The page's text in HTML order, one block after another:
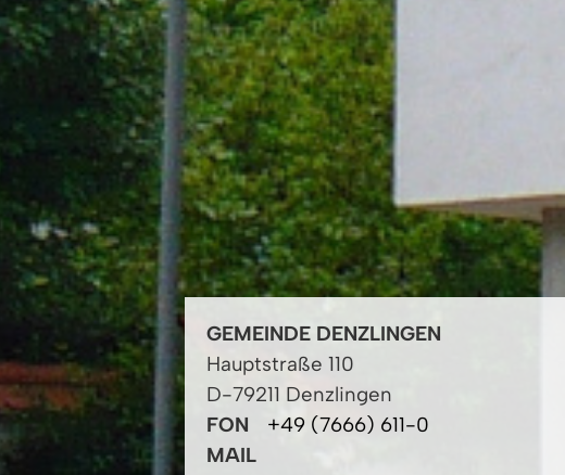
GEMEINDE DENZLINGEN
Hauptstraße 110
D-79211 Denzlingen
FON
+49 (7666) 611-0
MAIL